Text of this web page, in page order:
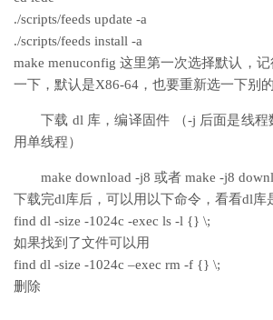
./scripts/feeds update -a
./scripts/feeds install -a
make menuconfig 这里第一次选择默认，
一下，默认是X86-64，也要重新选一下别
下载 dl 库，编译固件 （-j 后面是线
用单线程）
make download -j8 或者 make -j8
下载完dl库后，可以用以下命令，看看dl库
find dl -size -1024c -exec ls -l {} \;
如果找到了文件可以用
find dl -size -1024c –exec rm -f {} \;
删除